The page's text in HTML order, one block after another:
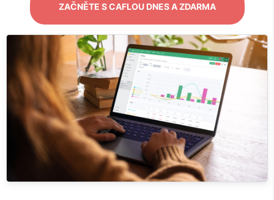
ZAČNĚTE S CAFLOU DNES A ZDARMA